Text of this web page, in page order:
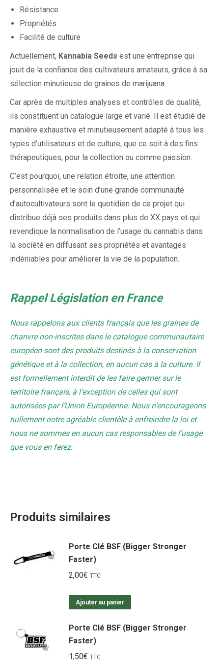
Résistance
Propriétés
Facilité de culture
Actuellement, Kannabia Seeds est une entreprise qui
jouit de la confiance des cultivateurs amateurs, grâce à sa
sélection minutieuse de graines de marijuana.
Car après de multiples analyses et contrôles de qualité,
ils constituent un catalogue large et varié. Il est étudié de
manière exhaustive et minutieusement adapté à tous les
types d’utilisateurs et de culture, que ce soit à des fins
thérapeutiques, pour la collection ou comme passion.
C’est pourquoi, une relation étroite, une attention
personnalisée et le soin d’une grande communauté
d’autocultivateurs sont le quotidien de ce projet qui
distribue déjà ses produits dans plus de XX pays et qui
revendique la normalisation de l’usage du cannabis dans
la société en diffusant ses propriétés et avantages
indéniables pour améliorer la vie de la population.
Rappel Législation en France
Nous rappelons aux clients français que les graines de
chanvre non-inscrites dans le catalogue communautaire
européen sont des produits destinés à la conservation
génétique et à la collection, en aucun cas à la culture. Il
est formellement interdit de les faire germer sur le
territoire français, à l’exception de celles qui sont
autorisées par l’Union Européenne. Nous n’encourageons
nullement notre agréable clientèle à enfreindre la loi et
nous ne sommes en aucun cas responsables de l’usage
que vous en ferez.
Produits similaires
Porte Clé BSF (Bigger Stronger
Faster)
2,00€ TTC
Ajouter au panier
Porte Clé BSF (Bigger Stronger
Faster)
1,50€ TTC